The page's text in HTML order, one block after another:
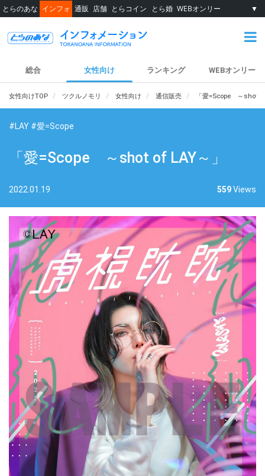
とらのあな インフォ 通販 店舗 とらコイン とら婚 WEBオンリー ▼
総合 女性向け ランキング WEBオンリー
女性向けTOP ツクルノモリ 女性向け 通信販売 「愛=Scope ～shot
#LAY #愛=Scope
「愛=Scope ～shot of LAY～」
2022.01.19 559Views